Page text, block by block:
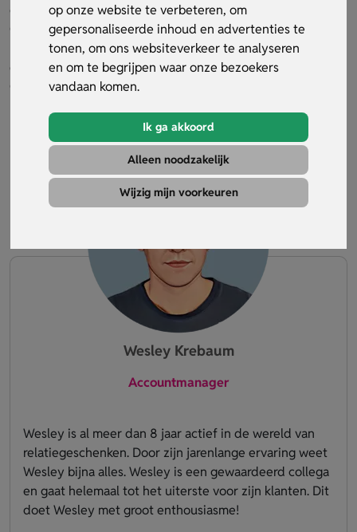
op onze website te verbeteren, om
gepersonaliseerde inhoud en advertenties te
tonen, om ons websiteverkeer te analyseren
en om te begrijpen waar onze bezoekers
vandaan komen.
Ik ga akkoord
Alleen noodzakelijk
Wijzig mijn voorkeuren
onbedrukte Relatiegeschenken.
Onze website biedt u een duidelijk overzicht van de
producten die wij aanbieden en, niet onbelangrijk, wat nu
de werkelijke kosten zijn.
Onze slogan is: "Persoonlijke aandacht telt!" de
Wesley Krebaum
Accountmanager
Wesley is al meer dan 8 jaar actief in de wereld van
relatiegeschenken. Door zijn jarenlange ervaring weet
Wesley bijna alles. Wesley is een gewaardeerd collega
en gaat helemaal tot het uiterste voor zijn klanten. Dit
doet Wesley met groot enthousiasme!